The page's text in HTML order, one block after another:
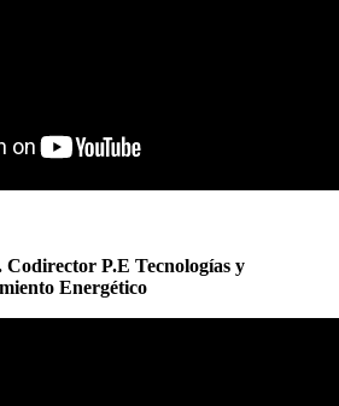
P.E Tecnologías y
Energético